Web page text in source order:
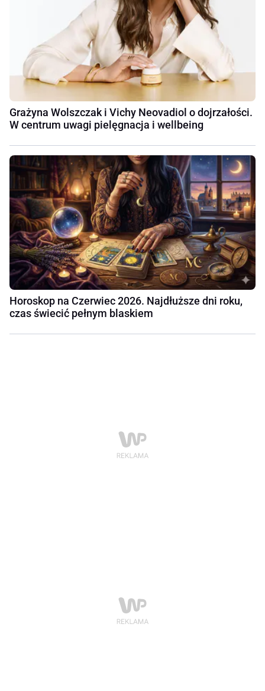
Grażyna Wolszczak i Vichy Neovadiol o dojrzałości.
W centrum uwagi pielęgnacja i wellbeing
Horoskop na Czerwiec 2026. Najdłuższe dni roku,
czas świecić pełnym blaskiem